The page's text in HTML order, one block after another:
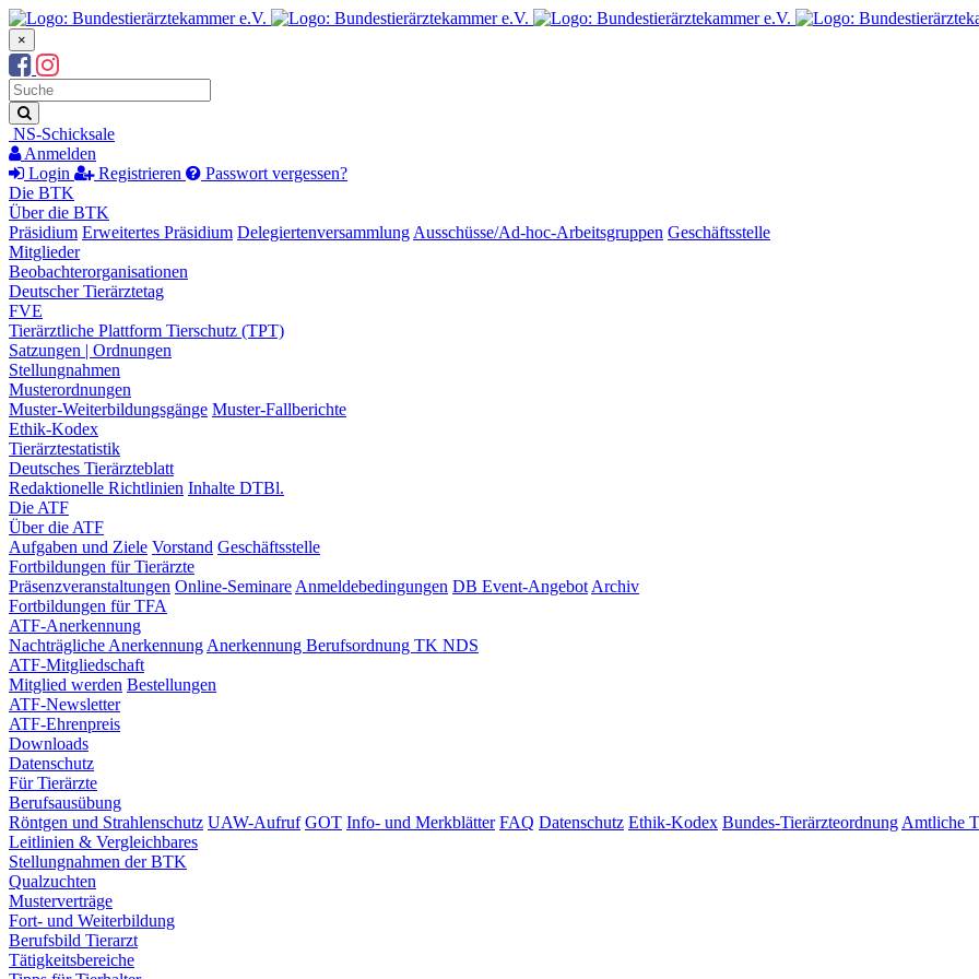
×
Suchbegriff
Suche
NS-Schicksale
Anmelden
Login
Registrieren
Passwort vergessen?
Die BTK
Über die BTK
Präsidium Erweitertes Präsidium Delegiertenversammlung Ausschüsse/Ad-hoc-Arbeitsgruppen Geschäftsstelle
Mitglieder
Beobachterorganisationen
Deutscher Tierärztetag
FVE
Tierärztliche Plattform Tierschutz (TPT)
Satzungen | Ordnungen
Stellungnahmen
Musterordnungen
Muster-Weiterbildungsgänge Muster-Fallberichte
Ethik-Kodex
Tierärztestatistik
Deutsches Tierärzteblatt
Redaktionelle Richtlinien Inhalte DTBl.
Die ATF
Über die ATF
Aufgaben und Ziele Vorstand Geschäftsstelle
Fortbildungen für Tierärzte
Präsenzveranstaltungen Online-Seminare Anmeldebedingungen DB Event-Angebot Archiv
Fortbildungen für TFA
ATF-Anerkennung
Nachträgliche Anerkennung Anerkennung Berufsordnung TK NDS
ATF-Mitgliedschaft
Mitglied werden Bestellungen
ATF-Newsletter
ATF-Ehrenpreis
Downloads
Datenschutz
Für Tierärzte
Berufsausübung
Röntgen und Strahlenschutz UAW-Aufruf GOT Info- und Merkblätter FAQ Datenschutz Ethik-Kodex Bundes-Tierärzteordnung Amtliche
Leitlinien & Vergleichbares
Stellungnahmen der BTK
Qualzuchten
Musterverträge
Fort- und Weiterbildung
Berufsbild Tierarzt
Tätigkeitsbereiche